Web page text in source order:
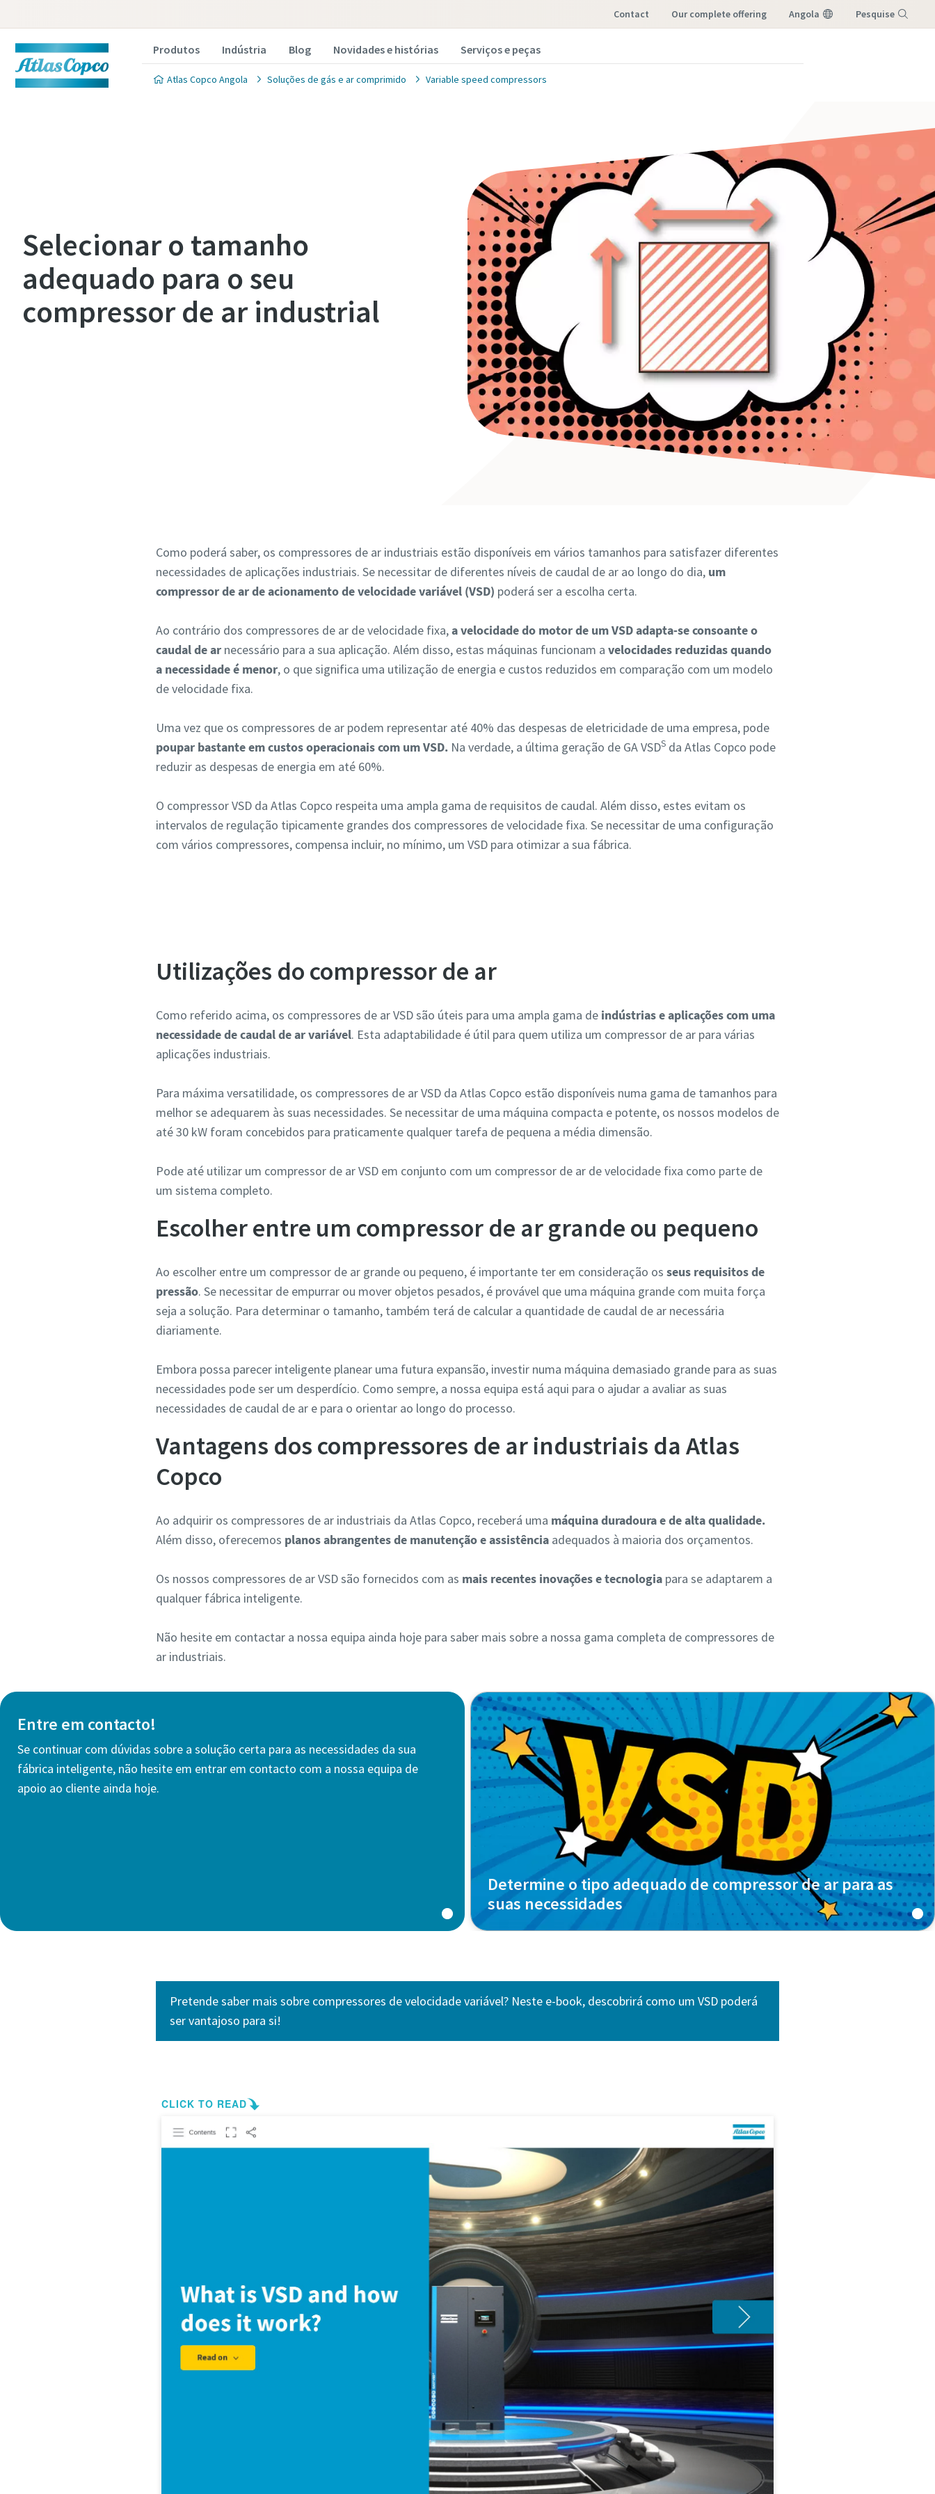
Contact our complete offering Angola Pesquise
Produtos Indústria Blog Novidades e histórias Serviços e peças
Atlas Copco Angola Soluções de gás e ar comprimido Variable speed compressors
Selecionar o tamanho
adequado para o seu
compressor de ar industrial
Como poderá saber, os compressores de ar industriais estão disponíveis em vários tamanhos para satisfazer diferentes
necessidades de aplicações industriais. Se necessitar de diferentes níveis de caudal de ar ao longo do dia, um
compressor de ar de acionamento de velocidade variável (VSD) poderá ser a escolha certa.
Ao contrário dos compressores de ar de velocidade fixa,a velocidade do motor de um VSD adapta-se consoante o
caudal de ar necessário para a sua aplicação. Além disso, estas máquinas funcionam a velocidades reduzidas quando
a necessidade é menor, o que significa uma utilização de energia e custos reduzidos em comparação com um modelo
de velocidade fixa.
Uma vez que os compressores de ar podem representar até 40% das despesas de eletricidade de uma empresa, pode
poupar bastante em custos operacionais com um VSD. Na verdade, a última geração de GA VSDS da Atlas Copco pode
reduzir as despesas de energia em até 60%.
O compressor VSD da Atlas Copco respeita uma ampla gama de requisitos de caudal. Além disso, estes evitam os
intervalos de regulação tipicamente grandes dos compressores de velocidade fixa. Se necessitar de uma configuração
com vários compressores, compensa incluir, no mínimo, um VSD para otimizar a sua fábrica.
Utilizações do compressor de ar
Como referido acima, os compressores de ar VSD são úteis para uma ampla gama de indústrias e aplicações com uma
necessidade de caudal de ar variável. Esta adaptabilidade é útil para quem utiliza um compressor de ar para várias
aplicações industriais.
Para máxima versatilidade, os compressores de ar VSD da Atlas Copco estão disponíveis numa gama de tamanhos para
melhor se adequarem às suas necessidades. Se necessitar de uma máquina compacta e potente, os nossos modelos de
até 30 kW foram concebidos para praticamente qualquer tarefa de pequena a média dimensão.
Pode até utilizar um compressor de ar VSD em conjunto com um compressor de ar de velocidade fixa como parte de
um sistema completo.
Escolher entre um compressor de ar grande ou pequeno
Ao escolher entre um compressor de ar grande ou pequeno, é importante ter em consideração os seus requisitos de
pressão. Se necessitar de empurrar ou mover objetos pesados, é provável que uma máquina grande com muita força
seja a solução. Para determinar o tamanho, também terá de calcular a quantidade de caudal de ar necessária
diariamente.
Embora possa parecer inteligente planear uma futura expansão, investir numa máquina demasiado grande para as suas
necessidades pode ser um desperdício. Como sempre, a nossa equipa está aqui para o ajudar a avaliar as suas
necessidades de caudal de ar e para o orientar ao longo do processo.
Vantagens dos compressores de ar industriais da Atlas
Copco
Ao adquirir os compressores de ar industriais da Atlas Copco, receberá uma máquina duradoura e de alta qualidade.
Além disso, oferecemos planos abrangentes de manutenção e assistência adequados à maioria dos orçamentos.
Os nossos compressores de ar VSD são fornecidos com as mais recentes inovações e tecnologia para se adaptarem a
qualquer fábrica inteligente.
Não hesite em contactar a nossa equipa ainda hoje para saber mais sobre a nossa gama completa de compressores de
ar industriais.
Entre em contacto!
Se continuar com dúvidas sobre a solução certa para as necessidades da sua
fábrica inteligente, não hesite em entrar em contacto com a nossa equipa de
apoio ao cliente ainda hoje.
Determine o tipo adequado de compressor de ar para as
suas necessidades
Pretende saber mais sobre compressores de velocidade variável? Neste e-book, descobrirá como um VSD poderá
ser vantajoso para si!